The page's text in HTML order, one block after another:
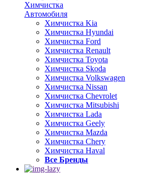
Химчистка
Автомобиля
Химчистка Kia
Химчистка Hyundai
Химчистка Ford
Химчистка Renault
Химчистка Toyota
Химчистка Skoda
Химчистка Volkswagen
Химчистка Nissan
Химчистка Chevrolet
Химчистка Mitsubishi
Химчистка Lada
Химчистка Geely
Химчистка Mazda
Химчистка Chery
Химчистка Haval
Все Бренды